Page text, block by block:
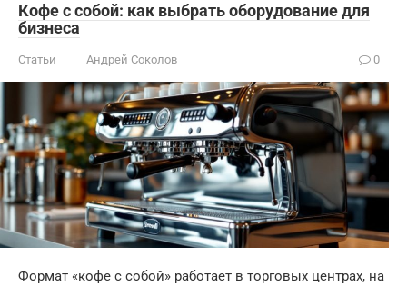
Кофе с собой: как выбрать оборудование для
бизнеса
Статьи Андрей Соколов 0
Формат «кофе с собой» работает в торговых центрах, на